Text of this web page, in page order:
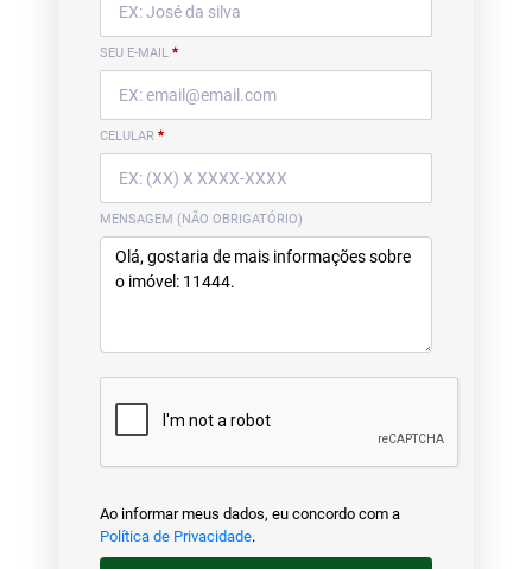
SEU E-MAIL *
CELULAR *
MENSAGEM (NÃO OBRIGATÓRIO)
Ao informar meus dados, eu concordo com a
Política de Privacidade.